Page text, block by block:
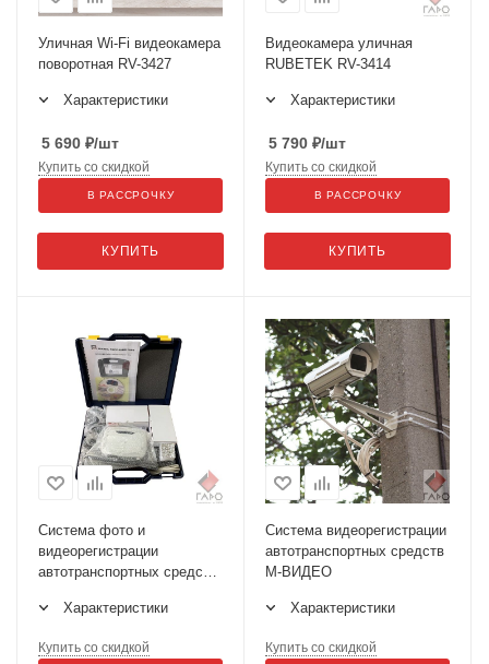
Уличная Wi-Fi видеокамера
поворотная RV-3427
Характеристики
5 690 ₽/шт
КУПИТЬ
Купить со скидкой
В РАССРОЧКУ
Видеокамера уличная
RUBETEK RV-3414
Характеристики
5 790 ₽/шт
КУПИТЬ
Купить со скидкой
В РАССРОЧКУ
Система фото и
видеорегистрации
автотранспортных средств
камеры)
Характеристики
Купить со скидкой
Система видеорегистрации
автотранспортных средств
М-ВИДЕО
Характеристики
Купить со скидкой